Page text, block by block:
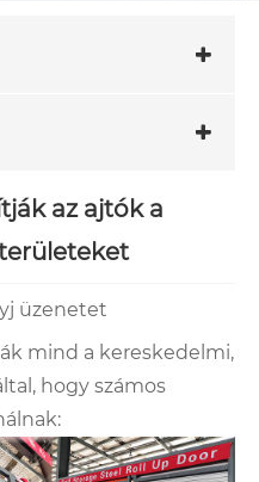
az ajtók a
üzenetet
mind a kereskedelmi,
hogy számos